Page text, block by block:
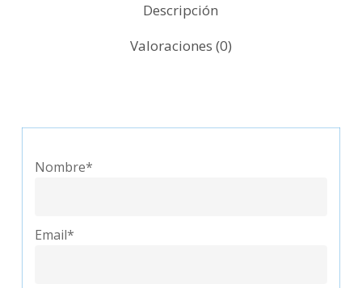
Descripción
Valoraciones (0)
Nombre*
Email*